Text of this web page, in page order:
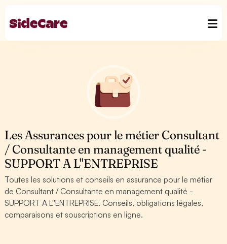
Les Assurances pour le métier Consultant
/ Consultante en management qualité -
SUPPORT A L''ENTREPRISE
Toutes les solutions et conseils en assurance pour le métier
de Consultant / Consultante en management qualité -
SUPPORT A L''ENTREPRISE. Conseils, obligations légales,
comparaisons et souscriptions en ligne.